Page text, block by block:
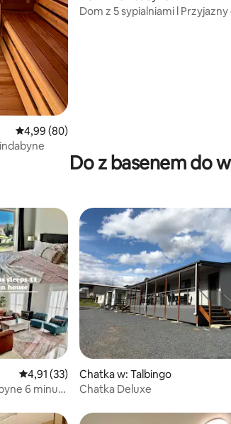
Średnia ocena: 4,99 na 5, liczba recenzji: 80
4,99 (80)
Dom z 5 sypialniami l Przyjazny
Do z basenem do
Średnia ocena: 4,91 na 5, liczba recenzji: 33
4,91 (33)
6 minut |
Chatka w: Talbingo
Chatka Deluxe